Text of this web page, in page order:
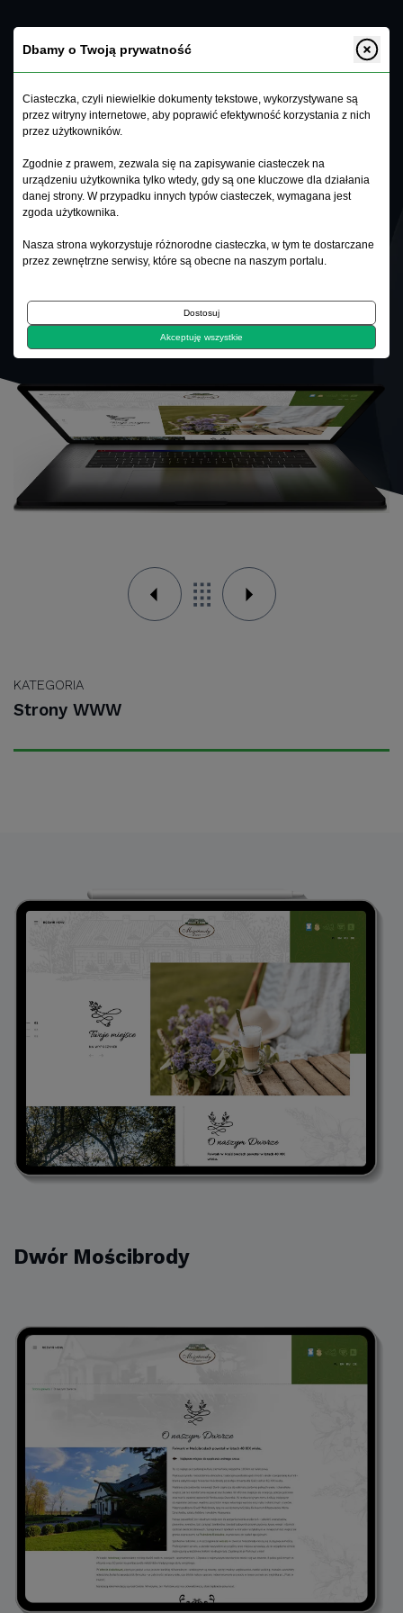
Dwór Mościbrody
CSS3
ONLINE
KATEGORIA
Strony WWW
Dwór Mościbrody
Dbamy o Twoją prywatność
Ciasteczka, czyli niewielkie dokumenty tekstowe, wykorzystywane są
przez witryny internetowe, aby poprawić efektywność korzystania z nich
przez użytkowników.
Zgodnie z prawem, zezwala się na zapisywanie ciasteczek na
urządzeniu użytkownika tylko wtedy, gdy są one kluczowe dla działania
danej strony. W przypadku innych typów ciasteczek, wymagana jest
zgoda użytkownika.
Nasza strona wykorzystuje różnorodne ciasteczka, w tym te dostarczane
przez zewnętrzne serwisy, które są obecne na naszym portalu.
Dostosuj
Akceptuję wszystkie